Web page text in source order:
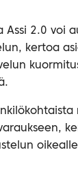
Assi 2.0 voi
kertoa
oikealle